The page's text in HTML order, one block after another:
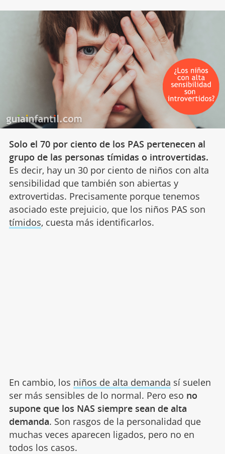
Solo el 70 por ciento de los PAS pertenecen al
grupo de las personas tímidas o introvertidas.
Es decir, hay un 30 por ciento de niños con alta
sensibilidad que también son abiertas y
extrovertidas. Precisamente porque tenemos
asociado este prejuicio, que los niños PAS son
tímidos, cuesta más identificarlos.
En cambio, los niños de alta demanda sí suelen
ser más sensibles de lo normal. Pero eso no
supone que los NAS siempre sean de alta
demanda. Son rasgos de la personalidad que
muchas veces aparecen ligados, pero no en
todos los casos.